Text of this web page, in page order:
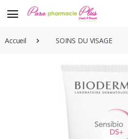
Accueil SOINS DU VISAGE